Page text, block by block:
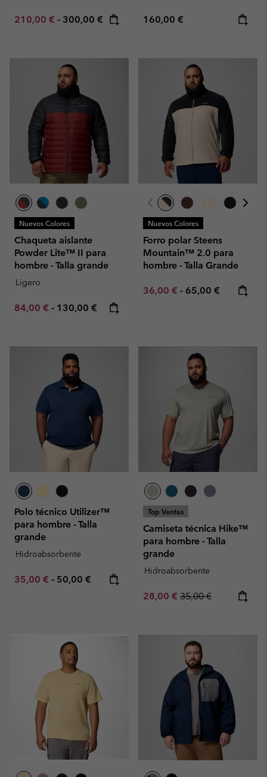
Minimum sale price:
210,00 € - Maximum price:
300,00 € Regular price:
160,00 €
Nuevos Colores
Chaqueta aislante
Powder Lite™ II para
hombre - Talla grande
Ligero
Minimum sale price:
84,00 € - Maximum price:
130,00 €
Nuevos Colores
Forro polar Steens
Mountain™ 2.0 para
hombre - Talla Grande
Minimum sale price:
36,00 € - Maximum price:
65,00 €
Polo técnico Utilizer™
para hombre - Talla
grande
Hidroabsorbente
Minimum sale price:
35,00 € - Maximum price:
50,00 €
Top Ventas
Camiseta técnica Hike™
para hombre - Talla
grande
Hidroabsorbente
Sale price:
28,00 € Regular price:
35,00 €